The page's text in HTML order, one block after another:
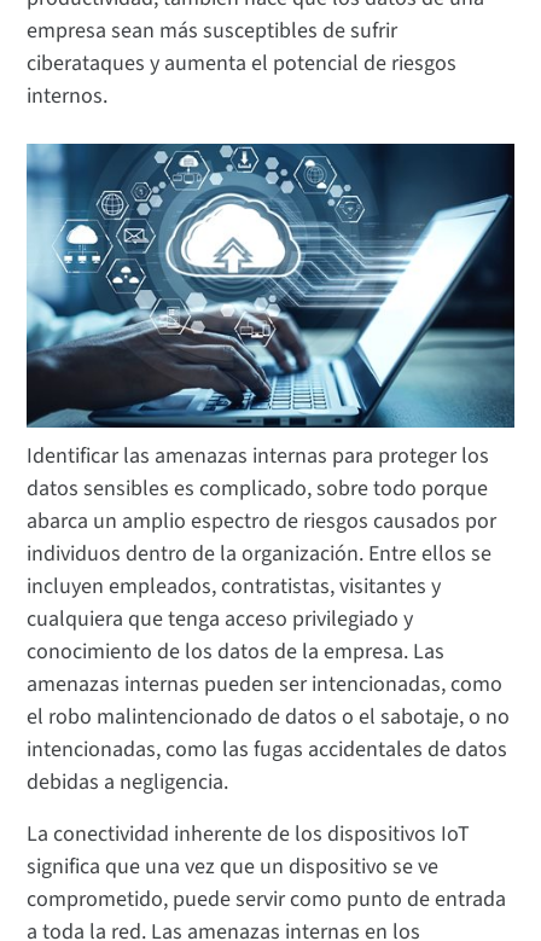
empresa sean más susceptibles de sufrir
ciberataques y aumenta el potencial de riesgos
internos.
Identificar las amenazas internas para proteger los
datos sensibles es complicado, sobre todo porque
abarca un amplio espectro de riesgos causados por
individuos dentro de la organización. Entre ellos se
incluyen empleados, contratistas, visitantes y
cualquiera que tenga acceso privilegiado y
conocimiento de los datos de la empresa. Las
amenazas internas pueden ser intencionadas, como
el robo malintencionado de datos o el sabotaje, o no
intencionadas, como las fugas accidentales de datos
debidas a negligencia.
La conectividad inherente de los dispositivos IoT
significa que una vez que un dispositivo se ve
comprometido, puede servir como punto de entrada
a toda la red. Las amenazas internas en los